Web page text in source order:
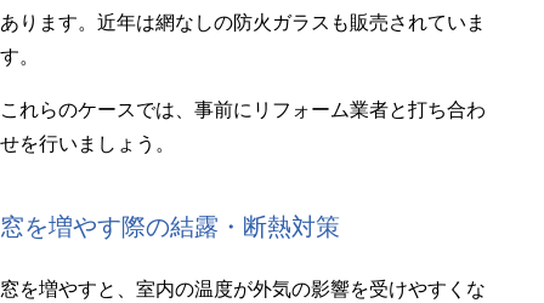
あります。近年は網なしの防火ガラスも販売されていま
す。
これらのケースでは、事前にリフォーム業者と打ち合わ
せを行いましょう。
窓を増やす際の結露・断熱対策
窓を増やすと、室内の温度が外気の影響を受けやすくな